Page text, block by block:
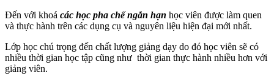
Đến với khoá các học pha chế ngắn hạn học viên được làm quen
và thực hành trên các dụng cụ và nguyên liệu hiện đại mới nhất.
Lớp học chú trọng đến chất lượng giảng dạy do đó học viên sẽ có
nhiều thời gian học tập cũng như thời gian thực hành nhiều hơn với
giảng viên.